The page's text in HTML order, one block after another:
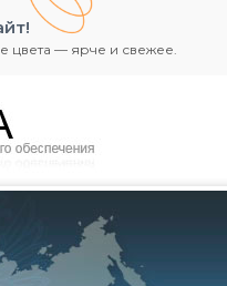
цвета — ярче и свежее.